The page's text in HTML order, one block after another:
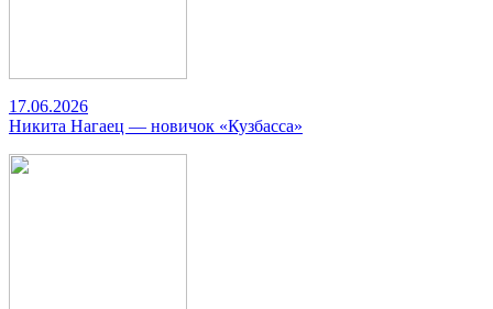
17.06.2026
Никита Нагаец — новичок «Кузбасса»